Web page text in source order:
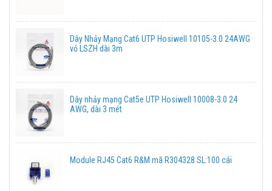
Dây Nhảy Mạng Cat6 UTP Hosiwell 10105-3.0 24AWG
vỏ LSZH dài 3m
Dây nhảy mạng Cat5e UTP Hosiwell 10008-3.0 24
AWG, dài 3 mét
Module RJ45 Cat6 R&M mã R304328 SL:100 cái